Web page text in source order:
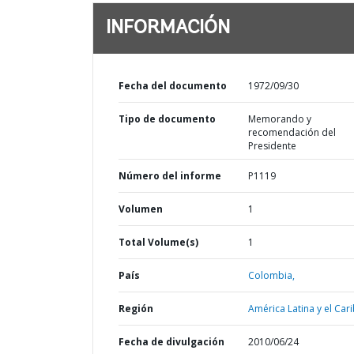
INFORMACIÓN
Fecha del documento 1972/09/30
Tipo de documento
Memorando y
recomendación del
Presidente
Número del informe P1119
Volumen 1
Total Volume(s) 1
País Colombia,
Región América Latina y el
Fecha de divulgación 2010/06/24